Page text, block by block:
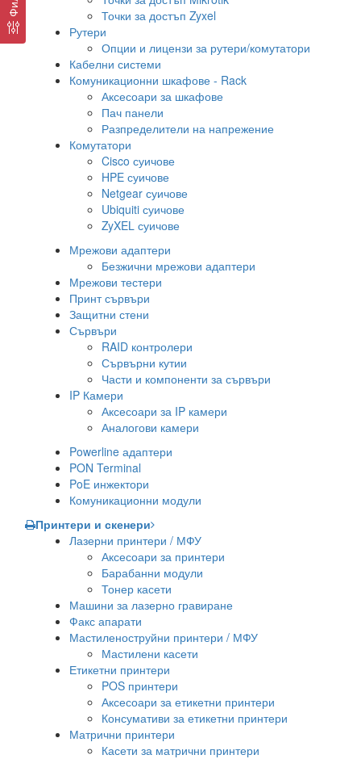
Точки за достъп Zyxel
Рутери
Опции и лицензи за рутери/комутатори
Кабелни системи
Комуникационни шкафове - Rack
Аксесоари за шкафове
Пач панели
Разпределители на напрежение
Комутатори
Cisco суичове
HPE суичове
Netgear суичове
Ubiquiti суичове
ZyXEL суичове
Мрежови адаптери
Безжични мрежови адаптери
Мрежови тестери
Принт сървъри
Защитни стени
Сървъри
RAID контролери
Сървърни кутии
Части и компоненти за сървъри
IP Камери
Аксесоари за IP камери
Аналогови камери
Powerline адаптери
PON Terminal
PoE инжектори
Комуникационни модули
Принтери и скенери
Лазерни принтери / МФУ
Аксесоари за принтери
Барабанни модули
Тонер касети
Машини за лазерно гравиране
Факс апарати
Мастиленоструйни принтери / МФУ
Мастилени касети
Етикетни принтери
POS принтери
Аксесоари за етикетни принтери
Консумативи за етикетни принтери
Матрични принтери
Касети за матрични принтери